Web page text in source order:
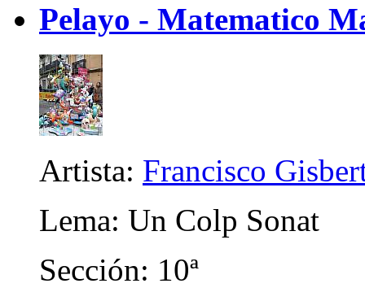
Pelayo - Matematico
Artista: Francisco
Lema: Un Colp Sonat
Sección: 10ª